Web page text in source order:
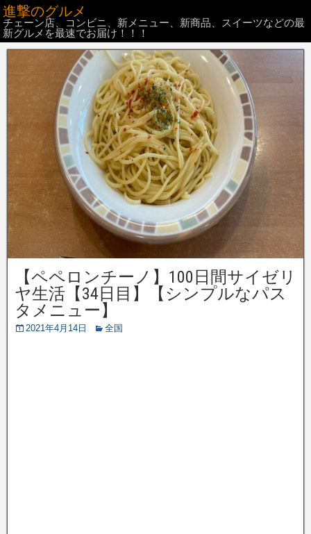
進撃のグルメ
チェーン店、コンビニ、新メニュー、新商品、スイーツなどの最
新グルメを最速でお届け！！！
【ペペロンチーノ】100日間サイゼリ
ヤ生活【34日目】【シンプルなパス
タメニュー】
2021年4月14日 全国